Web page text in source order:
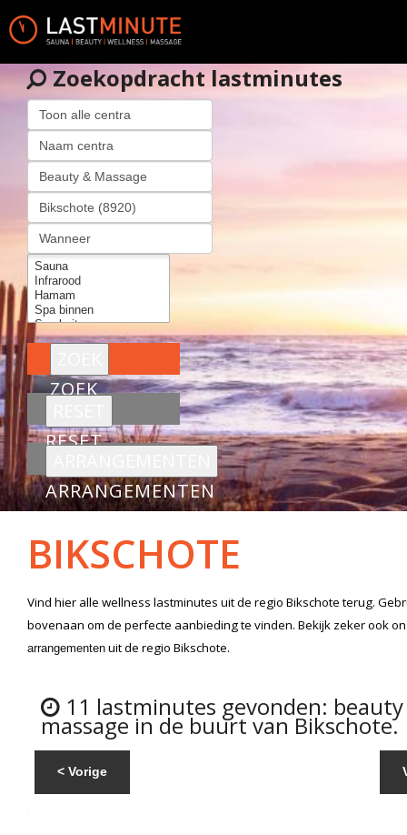
Zoekopdracht lastminutes
ZOEK
RESET
ARRANGEMENTEN
BIKSCHOTE
Vind hier alle wellness lastminutes uit de regio Bikschoteterug.
bovenaan om de perfecte aanbieding te vinden. Bekijk zeker ook
arrangementen uit de regio Bikschote.
11 lastminutes gevonden:
massage in de buurt van Bikschote.
< Vorige